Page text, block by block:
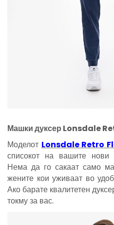
Машки дуксер Lonsdale
Моделот Lonsdale Retro
списокот на вашите
Нема да го сакаат само
жените кои уживаат во
Ако барате квалитетен
токму за вас.